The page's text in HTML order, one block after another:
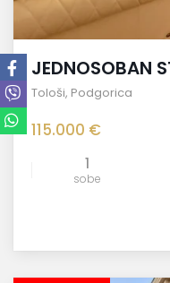
JEDNOSOBAN
Tološi, Podgorica
115.000 €
1
sobe